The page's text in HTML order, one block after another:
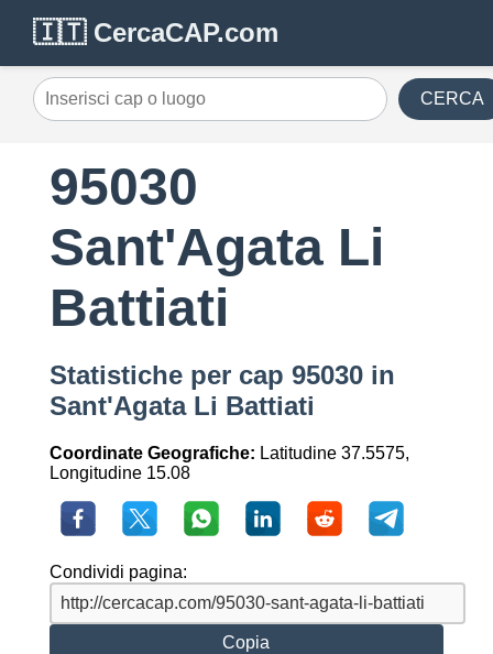
🇮🇹 CercaCAP.com
CERCA
95030
Sant'Agata Li
Battiati
Statistiche per cap 95030 in
Sant'Agata Li Battiati
Coordinate Geografiche: Latitudine 37.5575,
Longitudine 15.08
Condividi pagina:
Copia